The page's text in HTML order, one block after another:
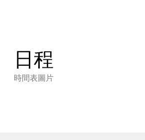
日程
時間表圖片